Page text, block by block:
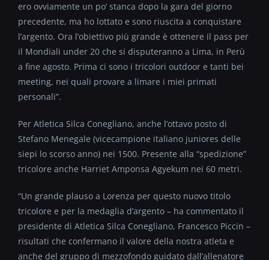
ero ovviamente un po’ stanca dopo la gara del giorno
precedente, ma ho lottato e sono riuscita a conquistare
l’argento. Ora l’obiettivo più grande è ottenere il pass per
il Mondiali under 20 che si disputeranno a Lima, in Perù
a fine agosto. Prima ci sono i tricolori outdoor e tanti bei
meeting, nei quali provare a limare i miei primati
personali”.
Per Atletica Silca Conegliano, anche l’ottavo posto di
Stefano Menegale (vicecampione italiano juniores delle
siepi lo scorso anno) nei 1500. Presente alla “spedizione”
tricolore anche Harriet Amponsa Agyekum nei 60 metri.
“Un grande plauso a Lorenza per questo nuovo titolo
tricolore e per la medaglia d’argento – ha commentato il
presidente di Atletica Silca Conegliano, Francesco Piccin –
risultati che confermano il valore della nostra atleta e
anche del gruppo di mezzofondo guidato dall’allenatore